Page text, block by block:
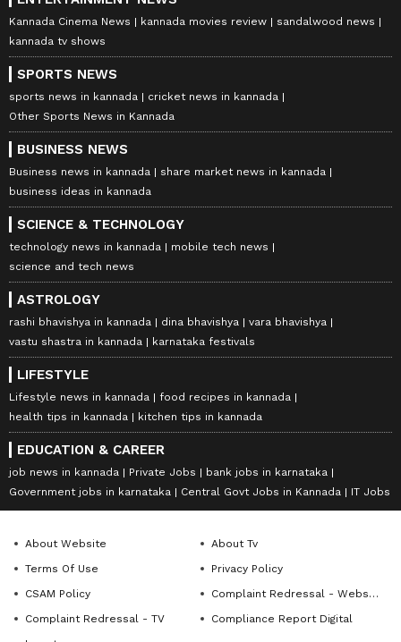
Kannada Cinema News kannada movies review
sandalwood news
kannada tv shows
SPORTS NEWS
sports news in kannada
cricket news in kannada
Other Sports News in Kannada
BUSINESS NEWS
Business news in kannada
share market news in kannada
business ideas in kannada
SCIENCE & TECHNOLOGY
technology news in kannada
mobile tech news
science and tech news
ASTROLOGY
rashi bhavishya in kannada dina bhavishya
vara bhavishya
vastu shastra in kannada
karnataka festivals
LIFESTYLE
Lifestyle news in kannada
food recipes in kannada
health tips in kannada
kitchen tips in kannada
EDUCATION & CAREER
job news in kannada Private Jobs
bank jobs in karnataka
Government jobs in karnataka
Central Govt Jobs in Kannada IT Jobs
About Website
About Tv
Terms Of Use
Privacy Policy
CSAM Policy
Complaint Redressal - Website
Complaint Redressal - TV
Compliance Report Digital